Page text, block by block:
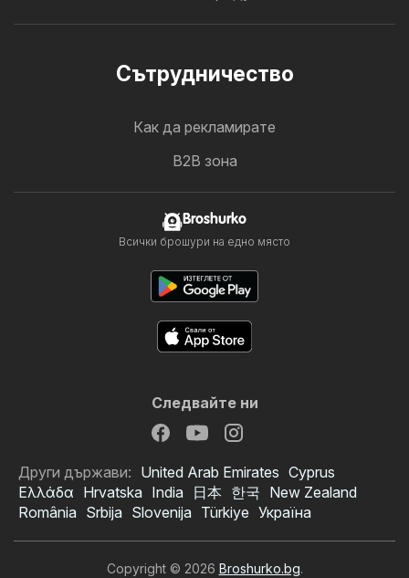
Cътрудничество
Как да рекламирате
B2B зона
Broshurko
Всички брошури на едно място
Следвайте ни
Други държави: United Arab Emirates Cyprus
Ελλάδα Hrvatska India 日本 한국 New Zealand
România Srbija Slovenija Türkiye Україна
Copyright © 2026 Broshurko.bg.